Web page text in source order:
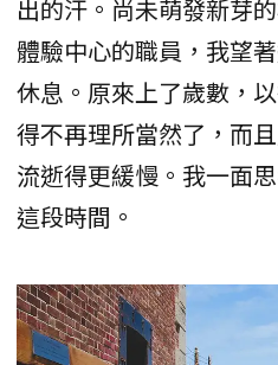
出的汗。尚未萌發新芽
體驗中心的職員，我望
休息。原來上了歲數，
得不再理所當然了，而
流逝得更緩慢。我一面
這段時間。